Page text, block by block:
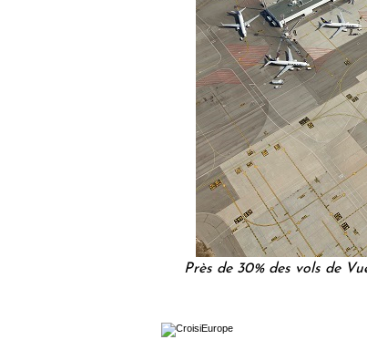
Près de 30% des vols de